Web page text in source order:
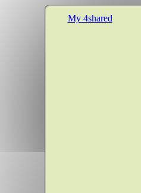
My 4shared